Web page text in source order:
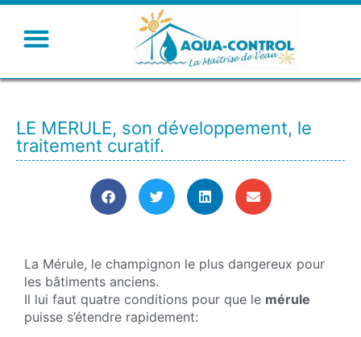
LE MERULE, son développement, le
traitement curatif.
La Mérule, le champignon le plus dangereux pour
les bâtiments anciens.
Il lui faut quatre conditions pour que le mérule
puisse s’étendre rapidement: